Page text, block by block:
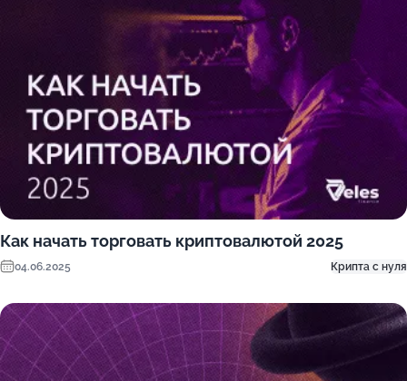
Как начать торговать криптовалютой 2025
04.06.2025 Крипта с нуля